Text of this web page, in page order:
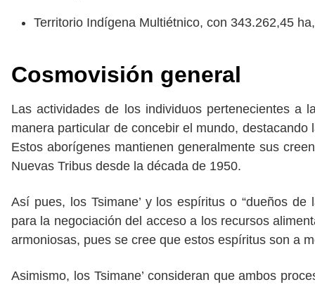
Territorio Indígena Multiétnico, con 343.262,45
Cosmovisión general
Las actividades de los individuos pertenecientes a
manera particular de concebir el mundo,
Estos aborígenes mantienen generalmente sus
Nuevas Tribus desde la década de 1950.
Así pues, los Tsimane’ y los espíritus o “dueños
para la negociación del acceso a los recursos
armoniosas, pues se cree que estos espíritus son a
Asimismo, los Tsimane’ consideran que ambos